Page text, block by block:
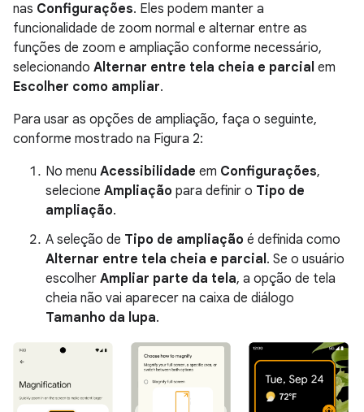
nas Configurações. Eles podem manter a
funcionalidade de zoom normal e alternar entre as
funções de zoom e ampliação conforme necessário,
selecionando Alternar entre tela cheia e parcial em
Escolher como ampliar.
Para usar as opções de ampliação, faça o seguinte,
conforme mostrado na Figura 2:
No menu Acessibilidade em Configurações,
selecione Ampliação para definir o Tipo de
ampliação.
A seleção de Tipo de ampliação é definida como
Alternar entre tela cheia e parcial. Se o usuário
escolher Ampliar parte da tela, a opção de tela
cheia não vai aparecer na caixa de diálogo
Tamanho da lupa.